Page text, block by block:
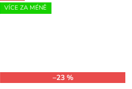
VÍCE ZA MÉNĚ
–23 %